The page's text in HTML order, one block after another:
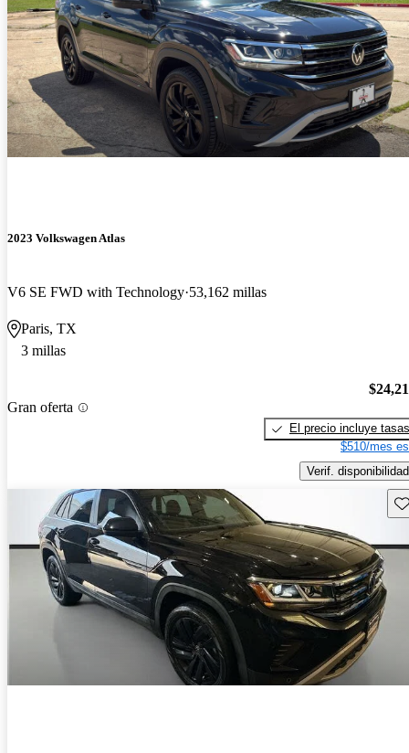
2023 Volkswagen Atlas
V6 SE FWD with Technology 53,162 millas
Paris, TX
3 millas
Gran oferta
El precio incluye tasas
$510/mes
Verif. disponibilidad